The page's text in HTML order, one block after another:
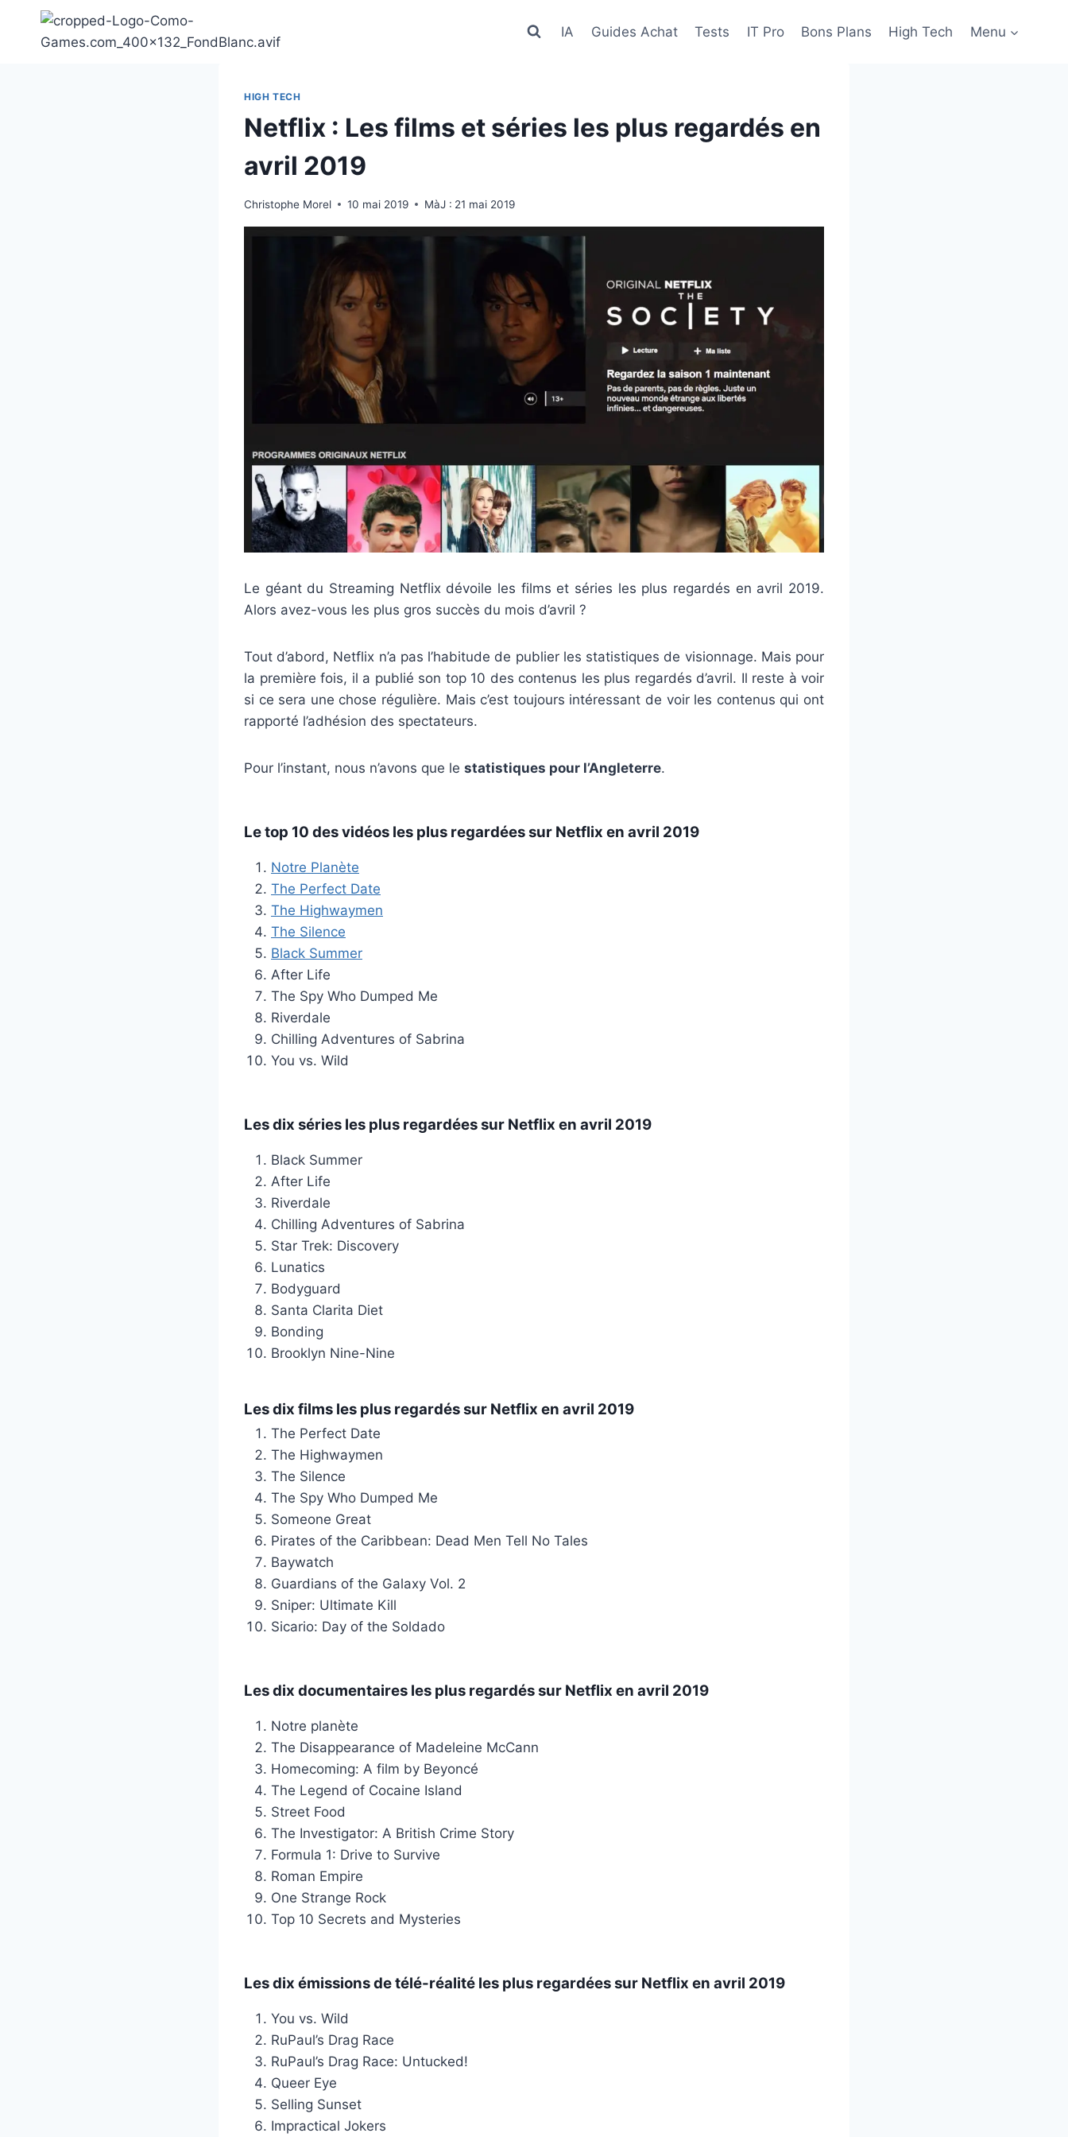
contenu
IA Guides Achat Tests IT Pro Bons Plans High Tech Menu
HIGH TECH
Netflix : Les films et séries les plus regardés en
avril 2019
Christophe Morel 10 mai 2019 MàJ : 21 mai 2019
Le géant du Streaming Netflix dévoile les films et séries les plus regardés en avril 2019.
Alors avez-vous les plus gros succès du mois d’avril ?
Tout d’abord, Netflix n’a pas l’habitude de publier les statistiques de visionnage. Mais pour
la première fois, il a publié son top 10 des contenus les plus regardés d’avril. Il reste à voir
si ce sera une chose régulière. Mais c’est toujours intéressant de voir les contenus qui ont
rapporté l’adhésion des spectateurs.
Pour l’instant, nous n’avons que le statistiques pour l’Angleterre.
Le top 10 des vidéos les plus regardées sur Netflix en avril 2019
Notre Planète
The Perfect Date
The Highwaymen
The Silence
Black Summer
After Life
The Spy Who Dumped Me
Riverdale
Chilling Adventures of Sabrina
You vs. Wild
Les dix séries les plus regardées sur Netflix en avril 2019
Black Summer
After Life
Riverdale
Chilling Adventures of Sabrina
Star Trek: Discovery
Lunatics
Bodyguard
Santa Clarita Diet
Bonding
Brooklyn Nine-Nine
Les dix films les plus regardés sur Netflix en avril 2019
The Perfect Date
The Highwaymen
The Silence
The Spy Who Dumped Me
Someone Great
Pirates of the Caribbean: Dead Men Tell No Tales
Baywatch
Guardians of the Galaxy Vol. 2
Sniper: Ultimate Kill
Sicario: Day of the Soldado
Les dix documentaires les plus regardés sur Netflix en avril 2019
Notre planète
The Disappearance of Madeleine McCann
Homecoming: A film by Beyoncé
The Legend of Cocaine Island
Street Food
The Investigator: A British Crime Story
Formula 1: Drive to Survive
Roman Empire
One Strange Rock
Top 10 Secrets and Mysteries
Les dix émissions detélé-réalité les plus regardées sur Netflix en avril 2019
You vs. Wild
RuPaul’s Drag Race
RuPaul’s Drag Race: Untucked!
Queer Eye
Selling Sunset
Impractical Jokers